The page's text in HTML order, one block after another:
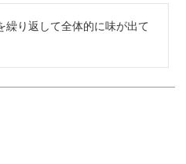
繰り返して全体的に味が出て